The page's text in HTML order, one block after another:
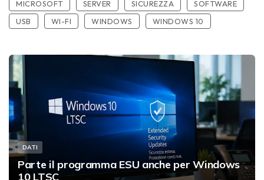
MICROSOFT
SERVER SICUREZZA
SOFTWARE
USB
WI-FI WINDOWS WINDOWS 10
DATI
Parte il programma ESU anche per Windows
10 LTSC